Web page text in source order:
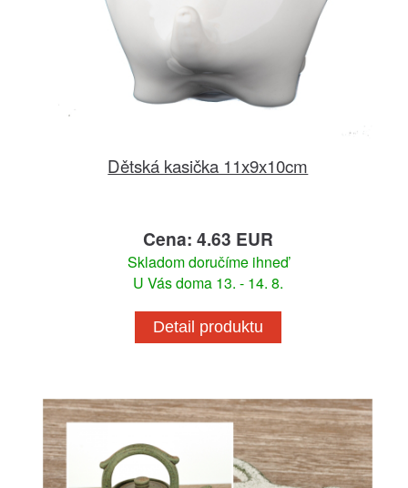
Dětská kasička 11x9x10cm
Cena: 4.63 EUR
Skladom doručíme ihneď
U Vás doma 13. - 14. 8.
Detail produktu